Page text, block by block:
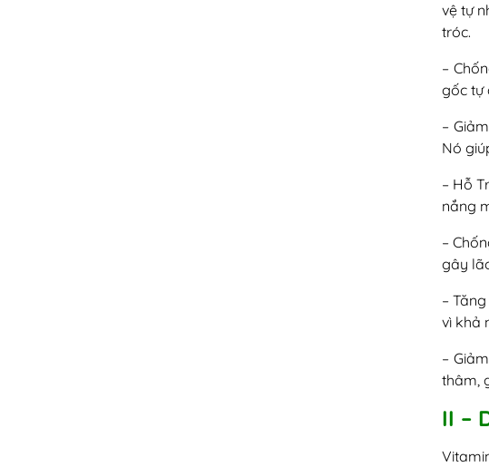
vệ tự
tróc.
–
gốc tự
–
Nó
– Hỗ
nắng
–
gây
–
vì khả
–
thâm,
II –